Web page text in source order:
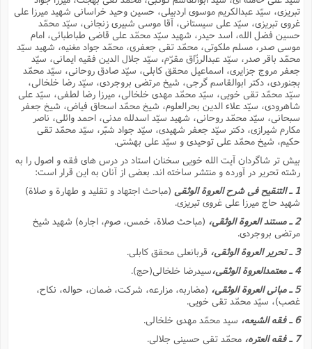
تبریزى، سیّد عبدالکریم موسوى اردبیلى، حسین وحید خراسانى شهید میرزا على
غروى تبریزى، سیّد على سیستانى، آقا موسى شبیرى زنجانى، سیّد محمّد
حسین فضل الله، اسد حیدر، شهید سیّد محمّد على قاضى طباطبائى، امام
موسى صدر، مسلم ملکوتى، محمّد تقى جعفرى، محمّد جواد مغنیه، شهید سیّد
محمّد باقر صدر، سیّد عبدالرزّاق مقرّم، سیّد جلال الدین فقیه ایمانى، سیّد
جعفر مروج جزایرى، اسماعیل محقق کابلى، سیّد صادق روحانى، سیّد محمّد
بجنوردى، دکتر ابوالقاسم گرجى، شیخ مرتضى بروجردى، سیّد رضا خلخالى،
سیّد محمّد تقى خویى، سیّد محمّد مهدى خلخالى، میرزا رضا لطفى، سیّد على
شاهرودى، سیّد علاء الدین بحرالعلوم، شیخ محمّد اسحاق فیاض، شیخ جعفر
سبحانى، سیّد محمّد روحانى، شهید سیّد اسدلله مدنى، احمد وائلى، ناصر
مکارم شیرازى، دکتر سیّد جعفر شهیدى، سیّد جواد شبّر، سیّد محمّد تقى
حکیم، شیخ محمّد على توحیدى و سیّد على بهشتى.
بیش تر شاگردان آیت الله خویى سخنان استاد در درس هاى فقه و اصول را به
رشته تحریر در آورده و منتشر ساخته اند. بعضى از آنان به این قرار است:
1 ـ التنقیح فى شرح العروة الوثقى
(مباحث اجتهاد و تقلید و طهارة و صلاة)
شهید حاج میرزا على غروى تبریزى.
2 ـ مستند العروة الوثقى،
(مباحث صلاة، خمس، صوم، اجاره) شهید شیخ
مرتضى بروجردى.
3 ـ تحریر العروة الوثقى،
قربانعلى محقق کابلى.
4 ـ معتمدالعروة الوثقى،
سیدرضا خلخالى(حج).
5 ـ مبانى العروة الوثقى،
(مضاربه، مزارعه، شرکت، ضمان، حواله، نکاح،
غصب)، سیّد محمّد تقى خویى.
6 ـ فقه الشیعه،
سید محمّد مهدى خلخالى.
7 ـ فقه العتره،
محمّد تقى حسینى جلالى.